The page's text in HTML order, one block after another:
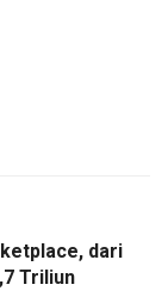
dari
Triliun